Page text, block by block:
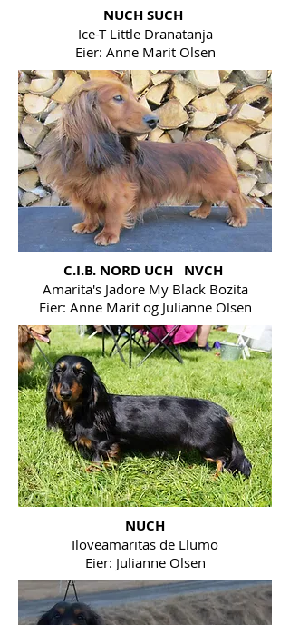
NUCH SUCH
Ice-T Little Dranatanja
Eier: Anne Marit Olsen
C.I.B. NORD UCH NVCH
Amarita's Jadore My Black Bozita
Eier: Anne Marit og Julianne Olsen
NUCH
Iloveamaritas de Llumo
Eier: Julianne Olsen